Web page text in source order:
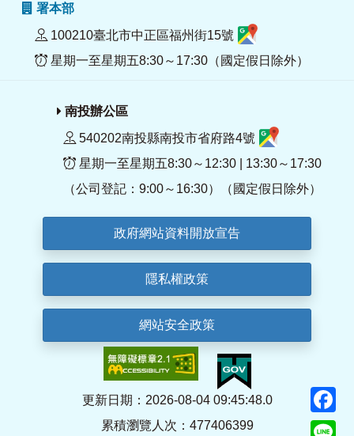
署本部
100210臺北市中正區福州街15號
星期一至星期五8:30～17:30（國定假日除外）
南投辦公區
540202南投縣南投市省府路4號
星期一至星期五8:30～12:30 | 13:30～17:30
（公司登記：9:00～16:30）（國定假日除外）
政府網站資料開放宣告
隱私權政策
網站安全政策
更新日期：2026-08-04 09:45:48.0
累積瀏覽人次：477406399